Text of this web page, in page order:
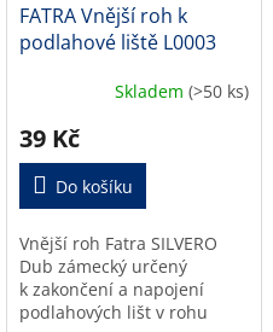
FATRA Vnější roh k
podlahové liště L0003
Skladem (>50 ks)
39 Kč
Do košíku
Vnější roh Fatra SILVERO
Dub zámecký určený
k zakončení a napojení
podlahových lišt v rohu